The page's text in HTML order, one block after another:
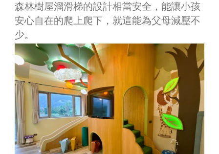
森林樹屋溜滑梯的設計相當安全，能讓小孩
安心自在的爬上爬下，就這能為父母減壓不
少。